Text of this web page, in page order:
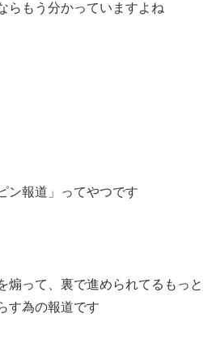
らもう分かっていますよね
ン報道」ってやつです
煽って、裏で進められてるもっと
す為の報道です